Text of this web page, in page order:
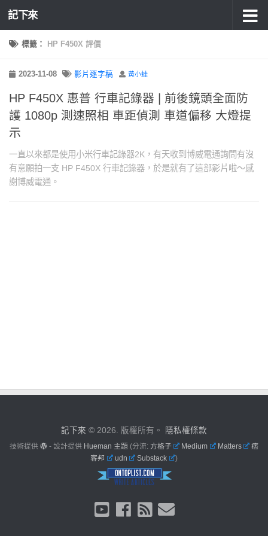
記下來
標籤： HP F450X 評價
2023-11-08 影片逐字稿 黃小蛙
HP F450X 惠普 行車記錄器 | 前後鏡頭全面防
護 1080p 測速照相 車距偵測 車道偏移 大燈提
示
一直以來都是使用小米行車記錄器2K，有天收到博威電通詢問有沒
有意願拍一支 HP F450X 行車記錄器，於是就有了這部影片啦～感
謝博威電通。
記下來 © 2026. 版權所有。 隱私權條款
技術提供 - 設計提供 Hueman 主題 (分流: 方格子 Medium Matters
痞
客邦
udn Substack )